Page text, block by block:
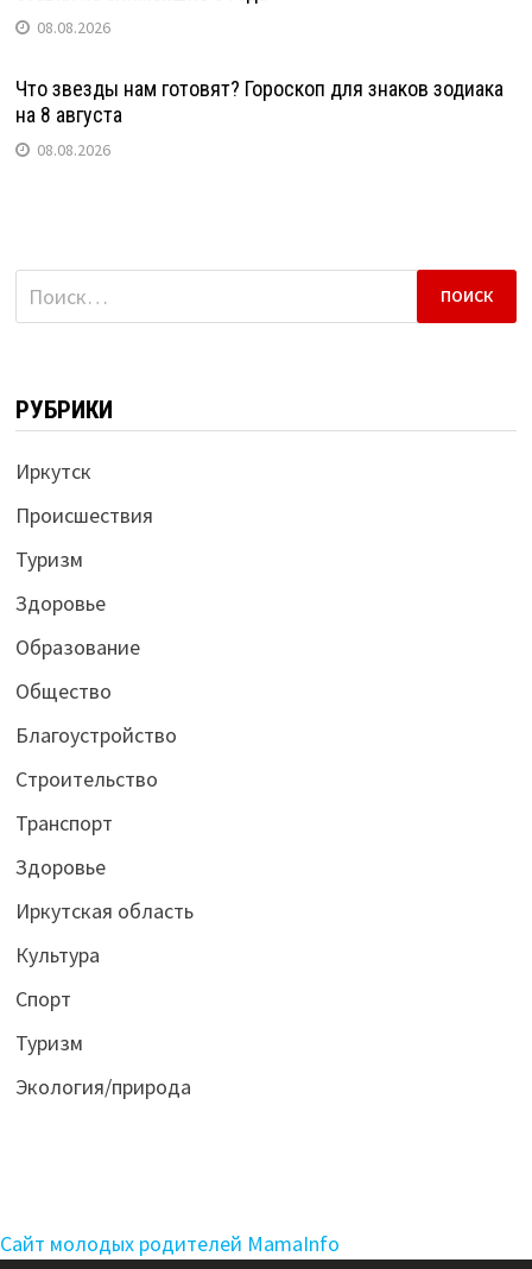
08.08.2026
Что звезды нам готовят? Гороскоп для знаков зодиака
на 8 августа
08.08.2026
Найти:
РУБРИКИ
Иркутск
Происшествия
Туризм
Здоровье
Образование
Общество
Благоустройство
Строительство
Транспорт
Здоровье
Иркутская область
Культура
Спорт
Туризм
Экология/природа
Сайт молодых родителей MamaInfo